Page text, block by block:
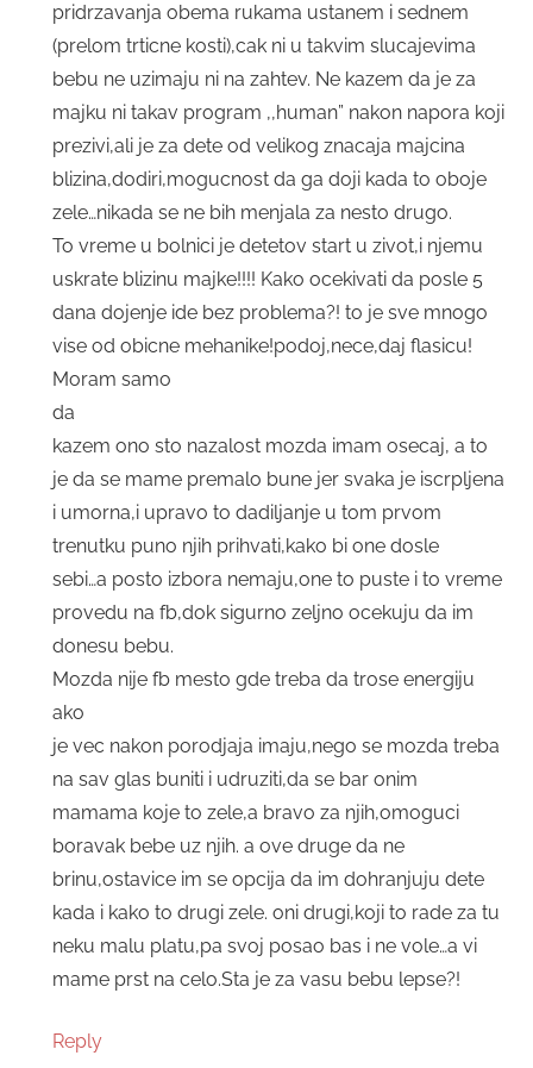
pridrzavanja obema rukama ustanem i sednem
(prelom trticne kosti),cak ni u takvim slucajevima
bebu ne uzimaju ni na zahtev. Ne kazem da je za
majku ni takav program ,,human” nakon napora koji
prezivi,ali je za dete od velikog znacaja majcina
blizina,dodiri,mogucnost da ga doji kada to oboje
zele…nikada se ne bih menjala za nesto drugo.
To vreme u bolnici je detetov start u zivot,i njemu
uskrate blizinu majke!!!! Kako ocekivati da posle 5
dana dojenje ide bez problema?! to je sve mnogo
vise od obicne mehanike!podoj,nece,daj flasicu!
Moram samo
da
kazem ono sto nazalost mozda imam osecaj, a to
je da se mame premalo bune jer svaka je iscrpljena
i umorna,i upravo to dadiljanje u tom prvom
trenutku puno njih prihvati,kako bi one dosle
sebi…a posto izbora nemaju,one to puste i to vreme
provedu na fb,dok sigurno zeljno ocekuju da im
donesu bebu.
Mozda nije fb mesto gde treba da trose energiju
ako
je vec nakon porodjaja imaju,nego se mozda treba
na sav glas buniti i udruziti,da se bar onim
mamama koje to zele,a bravo za njih,omoguci
boravak bebe uz njih. a ove druge da ne
brinu,ostavice im se opcija da im dohranjuju dete
kada i kako to drugi zele. oni drugi,koji to rade za tu
neku malu platu,pa svoj posao bas i ne vole…a vi
mame prst na celo.Sta je za vasu bebu lepse?!
Reply